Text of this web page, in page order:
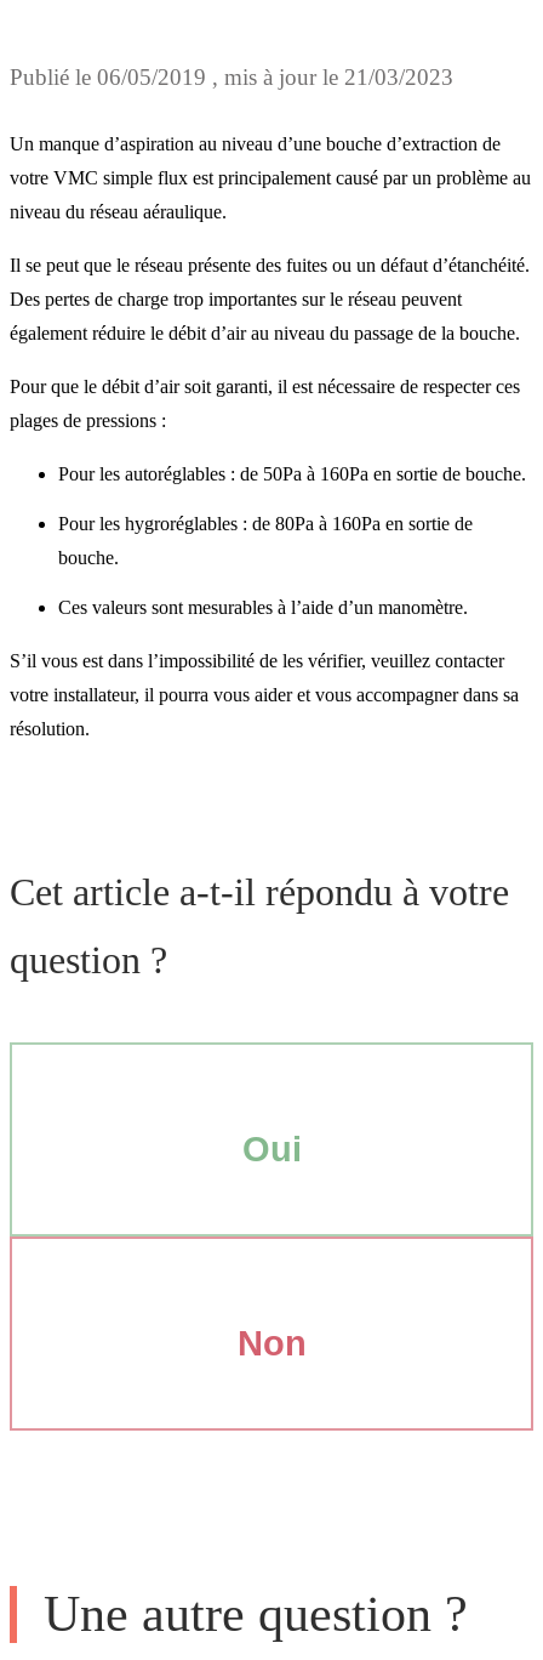
Publié le 06/05/2019 , mis à jour le 21/03/2023
Un manque d’aspiration au niveau d’une bouche d’extraction de
votre VMC simple flux est principalement causé par un problème au
niveau du réseau aéraulique.
Il se peut que le réseau présente des fuites ou un défaut d’étanchéité.
Des pertes de charge trop importantes sur le réseau peuvent
également réduire le débit d’air au niveau du passage de la bouche.
Pour que le débit d’air soit garanti, il est nécessaire de respecter ces
plages de pressions :
Pour les autoréglables : de 50Pa à 160Pa en sortie de bouche.
Pour les hygroréglables : de 80Pa à 160Pa en sortie de
bouche.
Ces valeurs sont mesurables à l’aide d’un manomètre.
S’il vous est dans l’impossibilité de les vérifier, veuillez contacter
votre installateur, il pourra vous aider et vous accompagner dans sa
résolution.
Cet article a-t-il répondu à votre
question ?
Oui
Non
Une autre question ?